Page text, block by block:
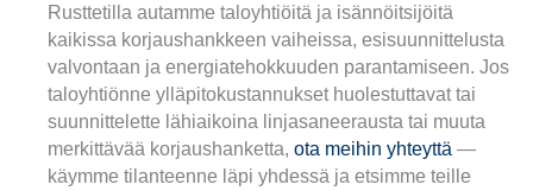
Rusttetilla autamme taloyhtiöitä ja isännöitsijöitä
kaikissa korjaushankkeen vaiheissa, esisuunnittelusta
valvontaan ja energiatehokkuuden parantamiseen. Jos
taloyhtiönne ylläpitokustannukset huolestuttavat tai
suunnittelette lähiaikoina linjasaneerausta tai muuta
merkittävää korjaushanketta, ota meihin yhteyttä —
käymme tilanteenne läpi yhdessä ja etsimme teille